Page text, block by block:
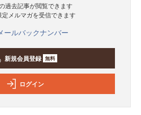
過去記事が閲覧できます
定メルマガを受信できます
ールバックナンバー
新規会員登録 無料
ログイン